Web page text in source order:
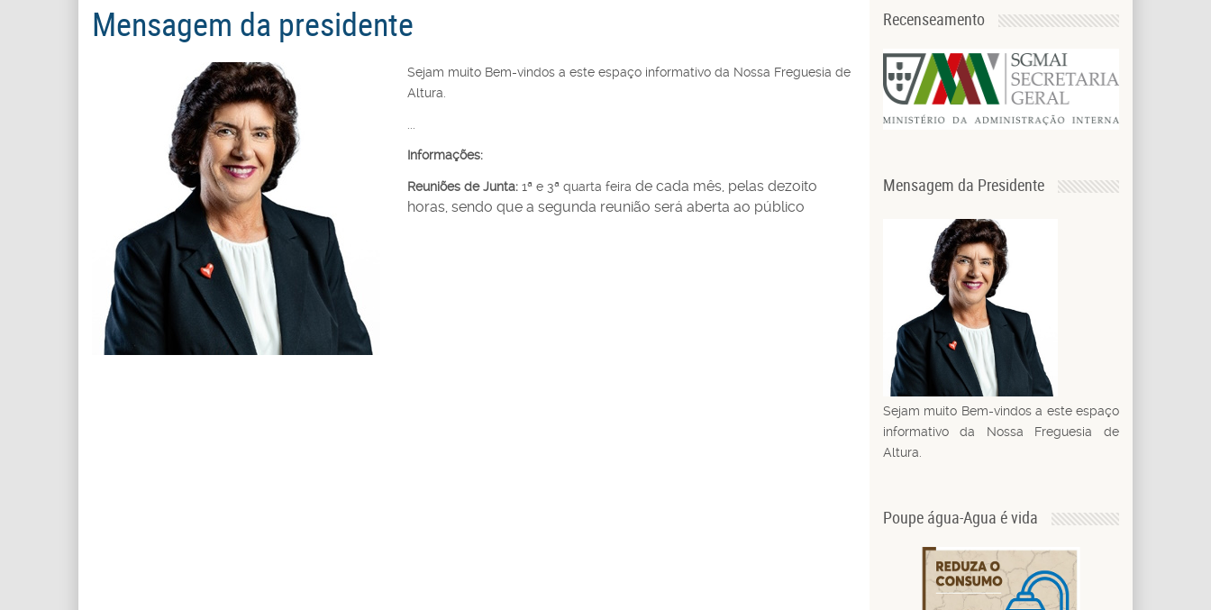
Mensagem da presidente
Sejam muito Bem-vindos a este espaço informativo da Nossa Freguesia de
Altura.
Informações:
Reuniões de Junta: 1ª e 3ª quarta feira de cada mês, pelas dezoito
horas, sendo que a segunda reunião será aberta ao público
Recenseamento
Mensagem da Presidente
Sejam muito Bem-vindos a este espaço
informativo da Nossa Freguesia de
Altura.
Poupe água-Agua é vida